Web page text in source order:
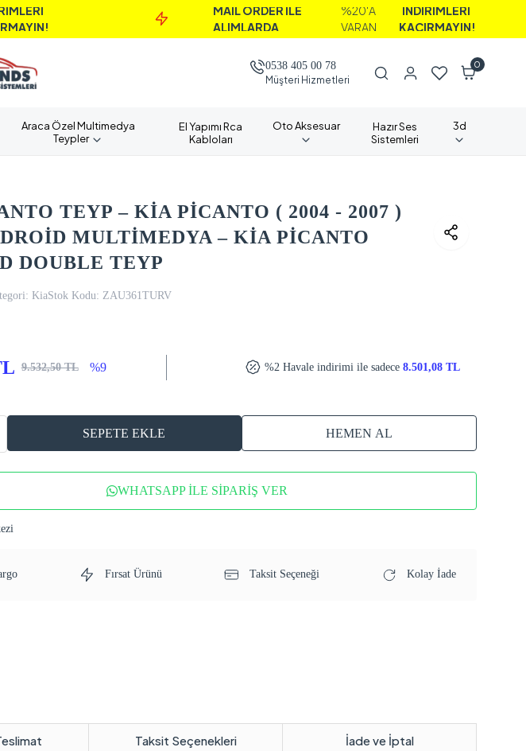
MAİL ORDER İLE
ALIMLARDA
%20'A
İNDİRİMLERİ
KAÇIRMAYIN!
0538 405 00 78
Müşteri Hizmetleri
0
Araca Özel Multimedya
Teypler
El Yapımı Rca
Kabloları
Oto Aksesuar
Hazır Ses
Sistemleri
3d
TEYP – KİA PİCANTO ( 2004 - 2007 )
MULTİMEDYA – KİA PİCANTO
DOUBLE TEYP
KiaStok Kodu: ZAU361TURV
9.532,50 TL %9 %2 Havale indirimi ile sadece 8.501,08 TL
SEPETE EKLE HEMEN AL
WHATSAPP İLE SİPARİŞ VER
Fırsat Ürünü Taksit Seçeneği Kolay İade
Taksit Seçenekleri İade ve İptal